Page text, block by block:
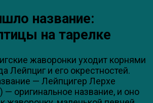
название:
на тарелке
жаворонки уходит корнями
Лейпциг и его окрестностей.
— Лейпцигер Лерхе
— оригинальное название, и оно